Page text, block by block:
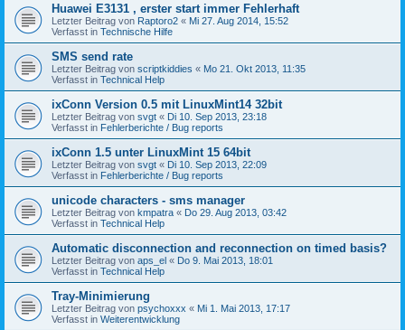
Huawei E3131 , erster start immer Fehlerhaft
Letzter Beitrag von Raptoro2 « Mi 27. Aug 2014, 15:52
Verfasst in Technische Hilfe
SMS send rate
Letzter Beitrag von scriptkiddies « Mo 21. Okt 2013, 11:35
Verfasst in Technical Help
ixConn Version 0.5 mit LinuxMint14 32bit
Letzter Beitrag von svgt « Di 10. Sep 2013, 23:18
Verfasst in Fehlerberichte / Bug reports
ixConn 1.5 unter LinuxMint 15 64bit
Letzter Beitrag von svgt « Di 10. Sep 2013, 22:09
Verfasst in Fehlerberichte / Bug reports
unicode characters - sms manager
Letzter Beitrag von kmpatra « Do 29. Aug 2013, 03:42
Verfasst in Technical Help
Automatic disconnection and reconnection on timed basis?
Letzter Beitrag von aps_el « Do 9. Mai 2013, 18:01
Verfasst in Technical Help
Tray-Minimierung
Letzter Beitrag von psychoxxx « Mi 1. Mai 2013, 17:17
Verfasst in Weiterentwicklung